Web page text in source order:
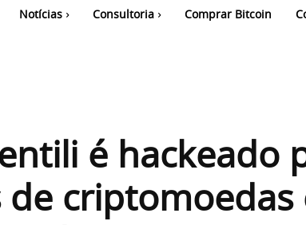
Notícias Consultoria Comprar Bitcoin
é hackeado
de criptomoedas